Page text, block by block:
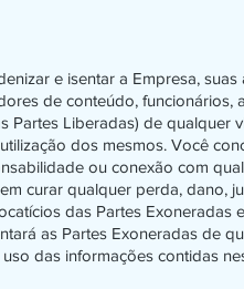
e isentar a Empresa,
de conteúdo, funcionários,
Partes Liberadas) de qualquer
dos mesmos. Você
ou conexão com
curar qualquer perda, dano,
das Partes Exoneradas
as Partes Exoneradas de
das informações contidas